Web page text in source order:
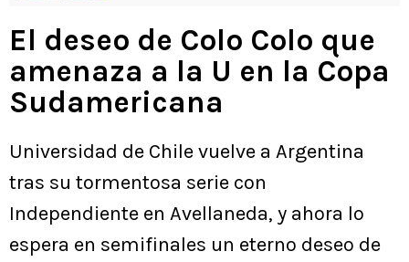
El deseo de Colo Colo que
amenaza a la U en la Copa
Sudamericana
Universidad de Chile vuelve a Argentina
tras su tormentosa serie con
Independiente en Avellaneda, y ahora lo
espera en semifinales un eterno deseo de